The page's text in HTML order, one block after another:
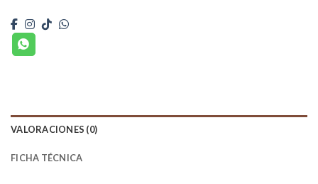
VALORACIONES (0)
FICHA TÉCNICA